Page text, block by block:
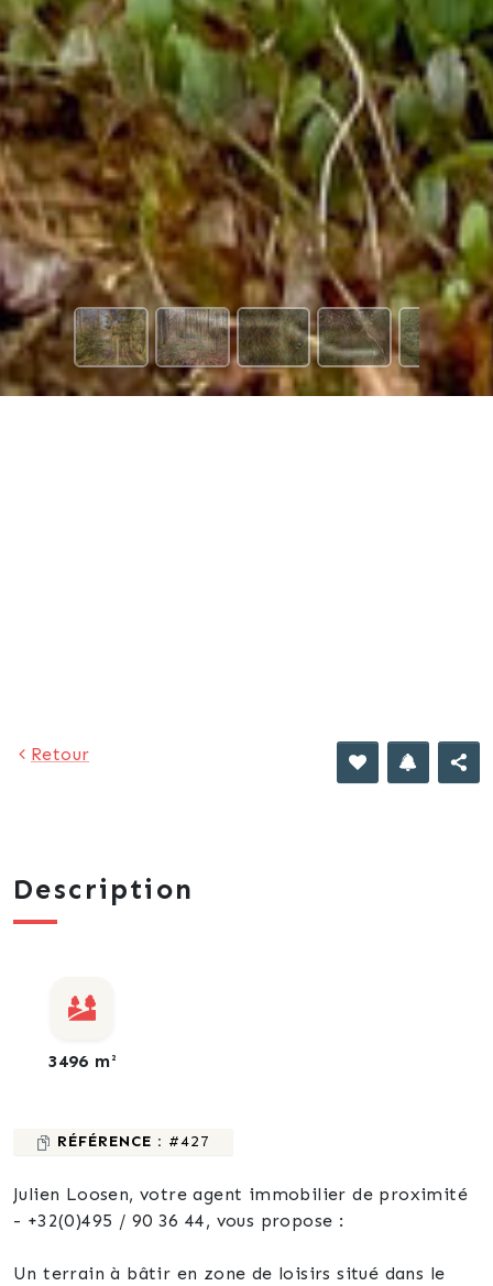
Retour
Description
3496 m²
RÉFÉRENCE : #427
Julien Loosen, votre agent immobilier de proximité
- +32(0)495 / 90 36 44, vous propose :
Un terrain à bâtir en zone de loisirs situé dans le